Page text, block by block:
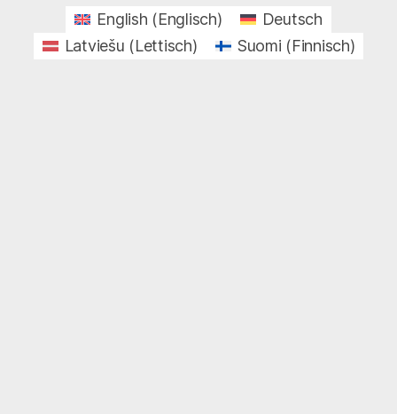
English (Englisch)
Deutsch
Latviešu (Lettisch) Suomi (Finnisch)